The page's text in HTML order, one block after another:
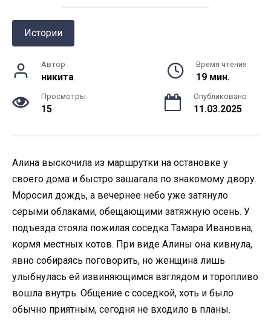
Истории
Автор
никита
Время чтения
19 мин.
Просмотры
15
Опубликовано
11.03.2025
Алина выскочила из маршрутки на остановке у
своего дома и быстро зашагала по знакомому двору.
Моросил дождь, а вечернее небо уже затянуло
серыми облаками, обещающими затяжную осень. У
подъезда стояла пожилая соседка Тамара Ивановна,
кормя местных котов. При виде Алины она кивнула,
явно собираясь поговорить, но женщина лишь
улыбнулась ей извиняющимся взглядом и торопливо
вошла внутрь. Общение с соседкой, хоть и было
обычно приятным, сегодня не входило в планы.